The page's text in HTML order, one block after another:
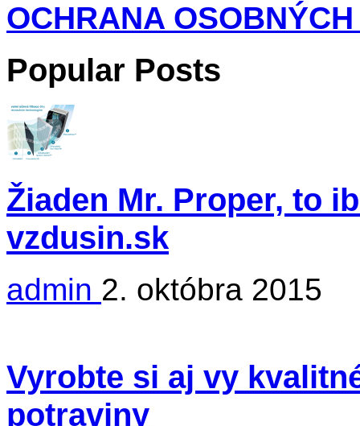
OCHRANA
Popular Posts
Žiaden Mr. Proper, to
vzdusin.sk
admin 2. októbra 2015
Vyrobte si aj vy
potraviny